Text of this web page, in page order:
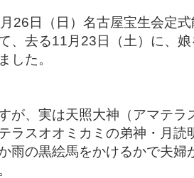
26日（日）名古屋宝生会定
、去る11月23日（土）に、
した。
が、実は天照大神（アマテラ
ラスオオミカミの弟神・月読
雨の黒絵馬をかけるかで夫婦